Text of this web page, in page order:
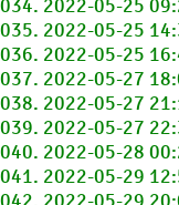
034. 2022-05-25
035. 2022-05-25
036. 2022-05-25
037. 2022-05-27
038. 2022-05-27
039. 2022-05-27
040. 2022-05-28
041. 2022-05-29